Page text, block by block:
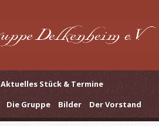
Aktuelles Stück & Termine
Die Gruppe Bilder Der Vorstand